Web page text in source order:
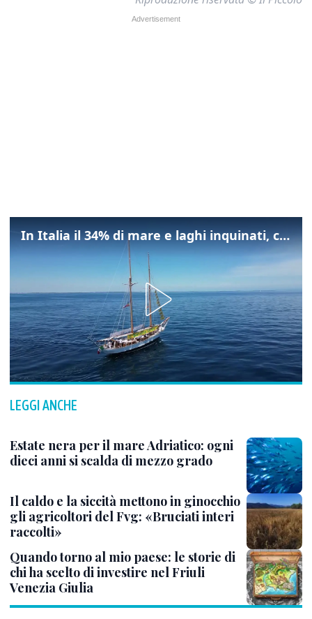
In Italia il 34% di mare e laghi inquinati, colpa della maladepurazione
LEGGI ANCHE
Estate nera per il mare Adriatico: ogni
dieci anni si scalda di mezzo grado
Il caldo e la siccità mettono in ginocchio
gli agricoltori del Fvg: «Bruciati interi
raccolti»
Quando torno al mio paese: le storie di
chi ha scelto di investire nel Friuli
Venezia Giulia